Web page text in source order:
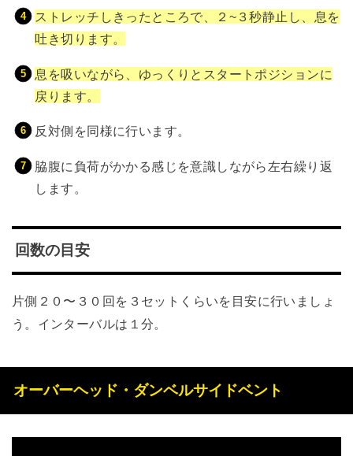
ストレッチしきったところで、２~３秒静止し、息を
吐き切ります。
息を吸いながら、ゆっくりとスタートポジションに
戻ります。
反対側を同様に行います。
脇腹に負荷がかかる感じを意識しながら左右繰り返
します。
回数の目安
片側２０〜３０回を３セットくらいを目安に行いましょ
う。インターバルは１分。
オーバーヘッド・ダンベルサイドベント